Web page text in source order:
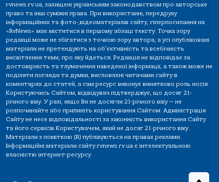
rvnews.rv.ua, захищені українським законодавством про авторське
право та інші суміжні права. При використанні, передруку
інформаційних та фото-,відеоматеріалів сайту, гіперпосилання на
«RvNews» має міститися в першому абзаці тексту. Точка зору
редакції може не збігатися з точкою зору автора, а усі опубліковані
матеріали не претендують на об'єктивність та всебічність
висвітлення теми, про яку йдеться. Редакція не відповідає за
достовірність та тлумачення наведеної інформації, а також може не
поділяти погляди та думки, висловлені читачами сайту в
коментарях до статей, а сам ресурс виконує винятково роль носія.
Користуючись Сайтом, відвідувач підтверджує, що досяг 21-
річного віку. У разі, якщо Ви не досягли 21-річного віку — не
розпочинайте або припиніть користування Сайтом. Адміністрація
Сайту не несе відповідальності за законність використання Сайту
та його сервісів Користувачем, який не досяг 21-річного віку.
Матеріали з поміткою (R) публікуються на правах реклами.
Інформаційні матеріали сайту rvnews.rv.ua є інтелектуальною
власністю інтернет-ресурсу.